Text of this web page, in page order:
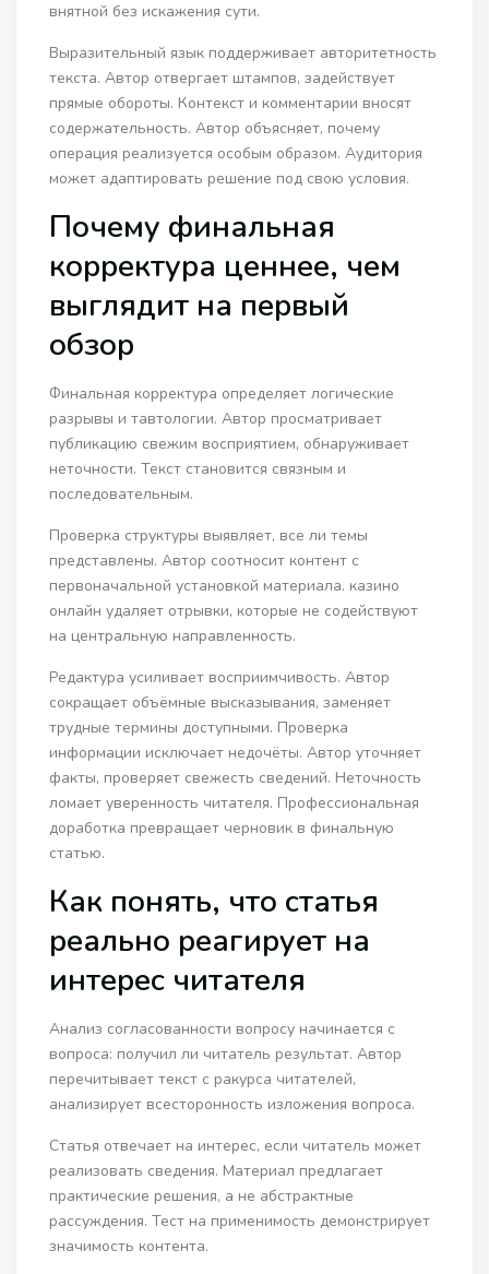
внятной без искажения сути.
Выразительный язык поддерживает авторитетность
текста. Автор отвергает штампов, задействует
прямые обороты. Контекст и комментарии вносят
содержательность. Автор объясняет, почему
операция реализуется особым образом. Аудитория
может адаптировать решение под свою условия.
Почему финальная
корректура ценнее, чем
выглядит на первый
обзор
Финальная корректура определяет логические
разрывы и тавтологии. Автор просматривает
публикацию свежим восприятием, обнаруживает
неточности. Текст становится связным и
последовательным.
Проверка структуры выявляет, все ли темы
представлены. Автор соотносит контент с
первоначальной установкой материала. казино
онлайн удаляет отрывки, которые не содействуют
на центральную направленность.
Редактура усиливает восприимчивость. Автор
сокращает объёмные высказывания, заменяет
трудные термины доступными. Проверка
информации исключает недочёты. Автор уточняет
факты, проверяет свежесть сведений. Неточность
ломает уверенность читателя. Профессиональная
доработка превращает черновик в финальную
статью.
Как понять, что статья
реально реагирует на
интерес читателя
Анализ согласованности вопросу начинается с
вопроса: получил ли читатель результат. Автор
перечитывает текст с ракурса читателей,
анализирует всесторонность изложения вопроса.
Статья отвечает на интерес, если читатель может
реализовать сведения. Материал предлагает
практические решения, а не абстрактные
рассуждения. Тест на применимость демонстрирует
значимость контента.